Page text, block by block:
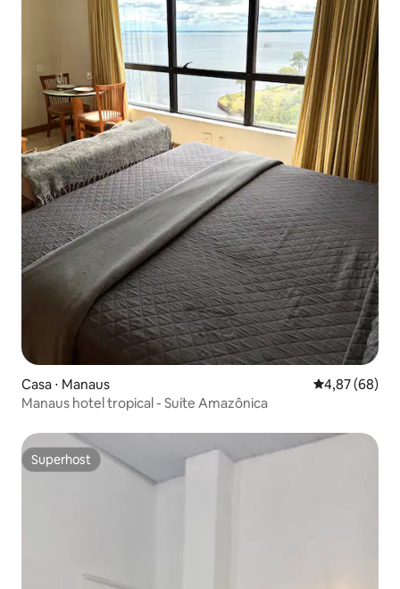
Casa ⋅ Manaus 4,87 de uma
4,87 (68)
Manaus hotel tropical - Suíte Amazônica
Superhost
Superhost